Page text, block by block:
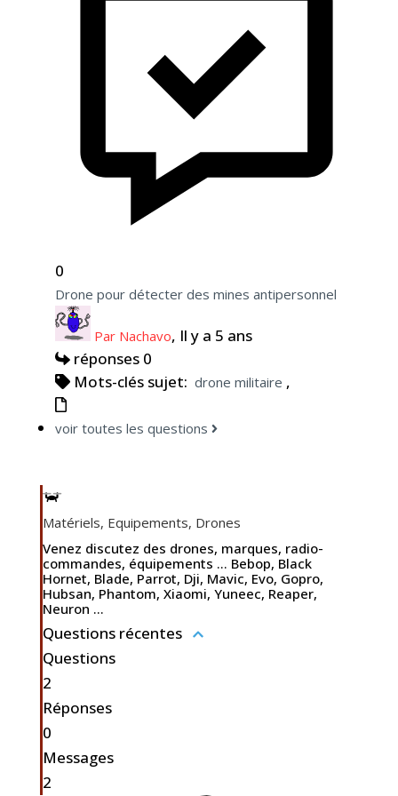
0
Drone pour détecter des mines antipersonnel
Par Nachavo, Il y a 5 ans
réponses 0
Mots-clés sujet: drone militaire ,
voir toutes les questions
Matériels, Equipements, Drones
Venez discutez des drones, marques, radio-
commandes, équipements ... Bebop, Black
Hornet, Blade, Parrot, Dji, Mavic, Evo, Gopro,
Hubsan, Phantom, Xiaomi, Yuneec, Reaper,
Neuron ...
Questions récentes
Questions
2
Réponses
0
Messages
2